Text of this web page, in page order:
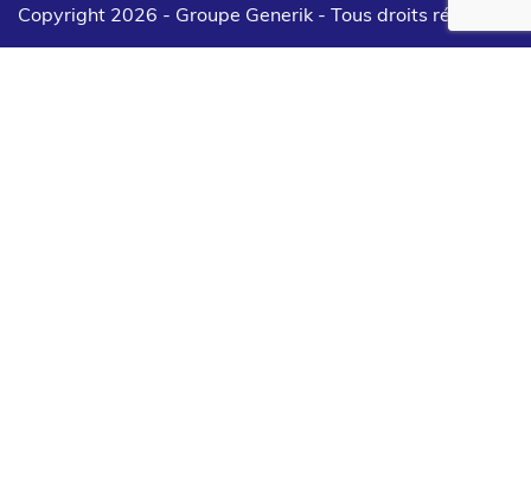
Copyright 2026 - Groupe Generik - Tous droits réservés